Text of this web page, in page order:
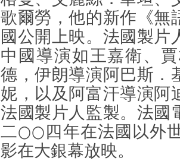
歌爾勞，他的新作《無
國公開上映。法國製片
中國導演如王嘉衛、
德，伊朗導演阿巴斯．
妮，以及阿富汗導演阿
法國製片人監製。法國
二○○四年在法國以外
影在大銀幕放映。